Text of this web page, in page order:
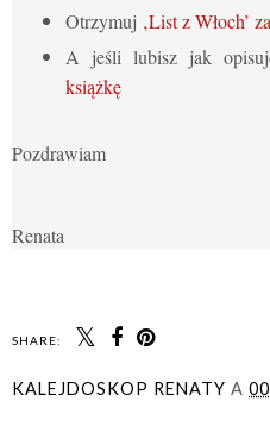
Otrzymuj ‚List z Włoch’
A jeśli lubisz jak
książkę
Pozdrawiam
Renata
SHARE:
KALEJDOSKOP RENATY A